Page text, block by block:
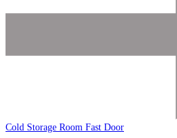
Cold Storage Room Fast Door